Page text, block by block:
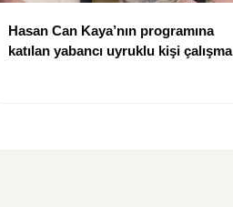
Hasan Can Kaya’nın programına
katılan yabancı uyruklu kişi çalışma